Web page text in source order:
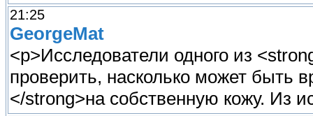
21:25
GeorgeMat
<p>Исследователи одного из
проверить, насколько может быть
</strong>на собственную кожу. Из